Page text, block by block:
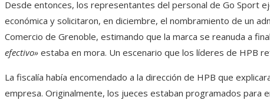
Desde entonces, los representantes del personal de Go Sport
económica y solicitaron, en diciembre, el nombramiento de un
Comercio de Grenoble, estimando que la marca se reanuda a
efectivo» estaba en mora. Un escenario que los líderes de HPB
La fiscalía había encomendado a la dirección de HPB que
empresa. Originalmente, los jueces estaban programados para